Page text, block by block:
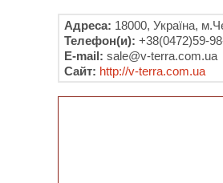
Адреса: 18000, Україна,
Телефон(и): +38(0472)59-
E-mail: sale@v-terra.com.ua
Сайт: http://v-terra.com.ua